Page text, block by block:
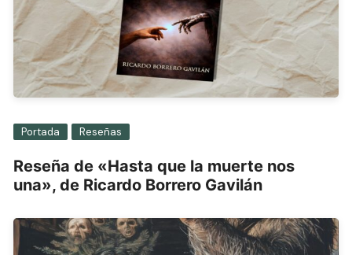
Portada Reseñas
Reseña de «Hasta que la muerte nos
una», de Ricardo Borrero Gavilán